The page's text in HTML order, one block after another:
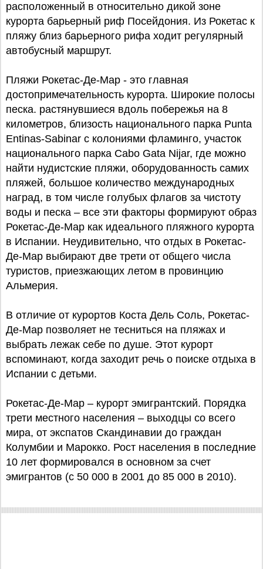
расположенный в относительно дикой зоне
курорта барьерный риф Посейдония. Из Рокетас к
пляжу близ барьерного рифа ходит регулярный
автобусный маршрут.
Пляжи Рокетас-Де-Мар - это главная
достопримечательность курорта. Широкие полосы
песка. растянувшиеся вдоль побережья на 8
километров, близость национального парка Punta
Entinas-Sabinar с колониями фламинго, участок
национального парка Cabo Gata Nijar, где можно
найти нудистские пляжи, оборудованность самих
пляжей, большое количество международных
наград, в том числе голубых флагов за чистоту
воды и песка – все эти факторы формируют образ
Рокетас-Де-Мар как идеального пляжного курорта
в Испании. Неудивительно, что отдых в Рокетас-
Де-Мар выбирают две трети от общего числа
туристов, приезжающих летом в провинцию
Альмерия.
В отличие от курортов Коста Дель Соль, Рокетас-
Де-Мар позволяет не тесниться на пляжах и
выбрать лежак себе по душе. Этот курорт
вспоминают, когда заходит речь о поиске отдыха в
Испании с детьми.
Рокетас-Де-Мар – курорт эмигрантский. Порядка
трети местного населения – выходцы со всего
мира, от экспатов Скандинавии до граждан
Колумбии и Марокко. Рост населения в последние
10 лет формировался в основном за счет
эмигрантов (с 50 000 в 2001 до 85 000 в 2010).